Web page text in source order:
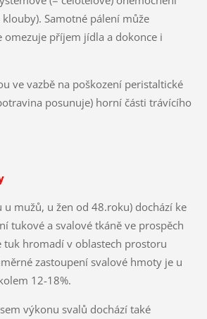
Samotné pálení může
omezuje příjem jídla a dokonce i
ve vazbě na poškození peristaltické
posunuje) horní části trávícího
u mužů, u žen od 48.roku) dochází ke
tukové a svalové tkáně ve prospěch
tuk hromadí v oblastech prostoru
zastoupení svalové hmoty je u
12-18%.
výkonu svalů dochází také